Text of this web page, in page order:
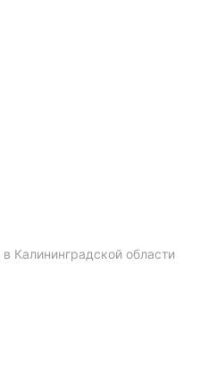
Калининградской области